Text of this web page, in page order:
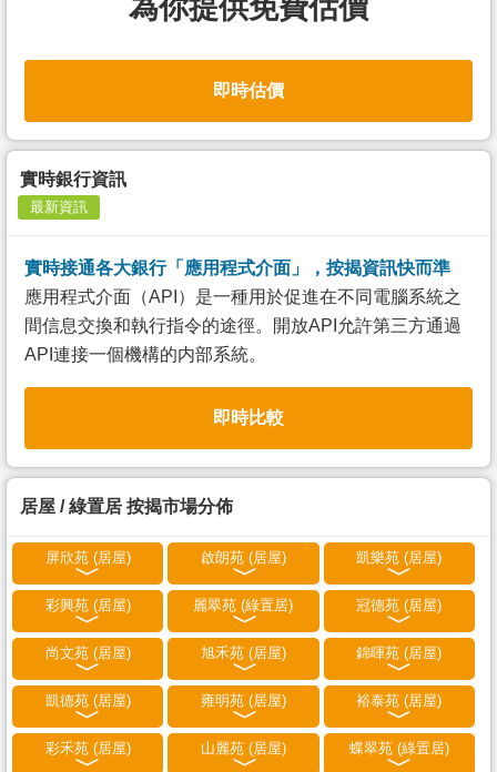
為你提供免費估價
即時估價
實時銀行資訊
最新資訊
實時接通各大銀行「應用程式介面」，按揭資訊快而準
應用程式介面（API）是一種用於促進在不同電腦系統之
間信息交換和執行指令的途徑。開放API允許第三方通過
API連接一個機構的内部系統。
即時比較
居屋 / 綠置居 按揭市場分佈
屏欣苑 (居屋) 啟朗苑 (居屋) 凱樂苑 (居屋)
彩興苑 (居屋) 麗翠苑 (綠置居) 冠德苑 (居屋)
尚文苑 (居屋) 旭禾苑 (居屋) 錦暉苑 (居屋)
凱德苑 (居屋) 雍明苑 (居屋) 裕泰苑 (居屋)
彩禾苑 (居屋) 山麗苑 (居屋) 蝶翠苑 (綠置居)